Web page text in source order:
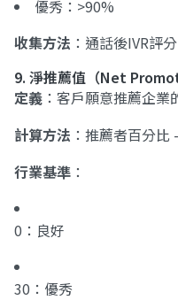
優秀：>90%
收集方法 ：通話後IVR評
9. 淨推薦值（Net
定義 ：客戶願意推薦企業
計算方法 ：推薦者百分
行業基準 ：
0：良好
30：優秀